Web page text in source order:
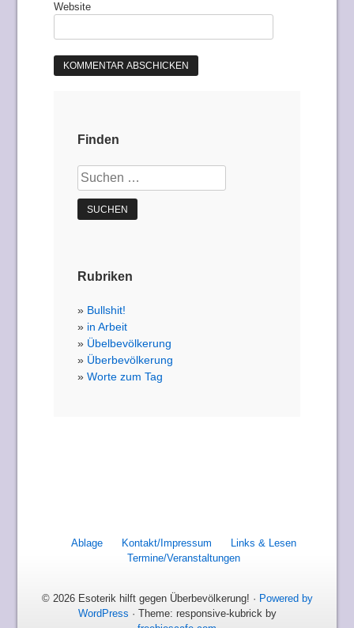
Website
Finden
Suchen
nach:
Rubriken
Bullshit!
in Arbeit
Übelbevölkerung
Überbevölkerung
Worte zum Tag
Ablage Kontakt/Impressum
Links & Lesen
Termine/Veranstaltungen
© 2026 Esoterik hilft gegen Überbevölkerung! · Powered by
WordPress · Theme: responsive-kubrick by